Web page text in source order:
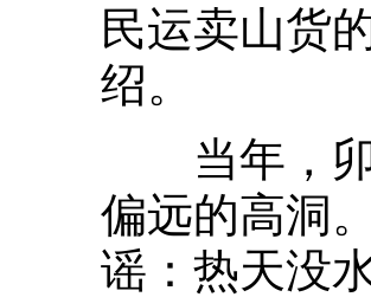
民运卖山货
绍。
当年，卯
偏远的高洞
谣：热天没